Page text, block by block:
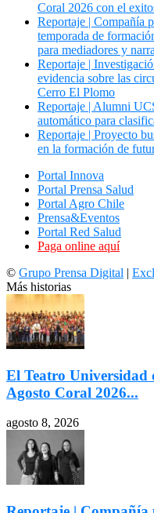
Coral 2026 con el
Reportaje | Compañía
temporada de
para mediadores y
Reportaje |
evidencia sobre las
Cerro El Plomo
Reportaje | Alumni
automático para
Reportaje | Proyecto
en la formación de
Portal Innova
Portal Prensa Salud
Portal Agro Chile
Prensa&Eventos
Portal Red Salud
Paga online aquí
© Grupo Prensa Digital |
Más historias
El Teatro Universidad
Agosto Coral 2026...
agosto 8, 2026